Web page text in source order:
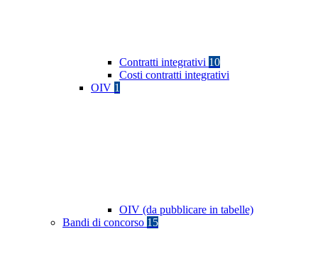
Contratti integrativi 10
Costi contratti integrativi
OIV 1
OIV (da pubblicare in tabelle)
Bandi di concorso 15